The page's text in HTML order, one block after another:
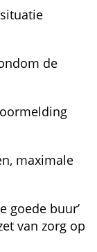
de
maximale
goede buur’
van zorg op